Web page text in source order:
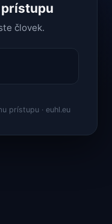
prístupu
človek.
prístupu · euhl.eu